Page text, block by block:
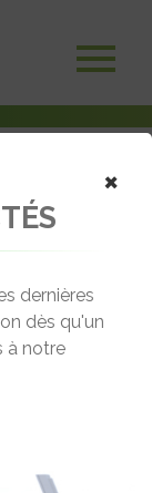
×
dernières
dès qu'un
à notre